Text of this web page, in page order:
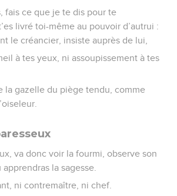
fais ce que je te dis pour te
livré toi-même au pouvoir d’autrui :
le créancier, insiste auprès de lui,
à tes yeux, ni assoupissement à tes
la gazelle du piège tendu, comme
va donc voir la fourmi, observe son
la sagesse.
ni contremaître, ni chef.